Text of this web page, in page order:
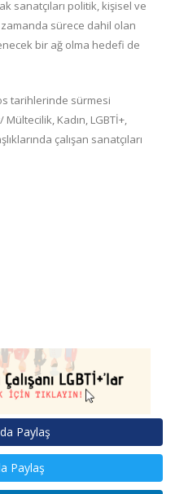
sanatçıları politik, kişisel ve
sürece dahil olan
bir ağ olma hedefi de
tarihlerinde sürmesi
Kadın, LGBTİ+,
çalışan sanatçıları
Paylaş
Paylaş